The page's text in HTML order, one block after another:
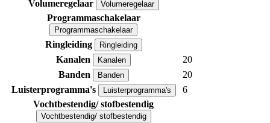
Volumeregelaar
Volumeregelaar
Programmaschakelaar
Programmaschakelaar
Ringleiding Ringleiding
Kanalen Kanalen
20
Banden
Banden
20
Luisterprogramma's
Luisterprogramma's
6
Vochtbestendig/ stofbestendig
Vochtbestendig/ stofbestendig